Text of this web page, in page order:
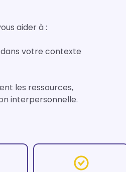
aider à :
votre contexte
les ressources,
interpersonnelle.